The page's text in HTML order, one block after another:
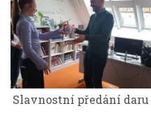
Slavnostní předání daru